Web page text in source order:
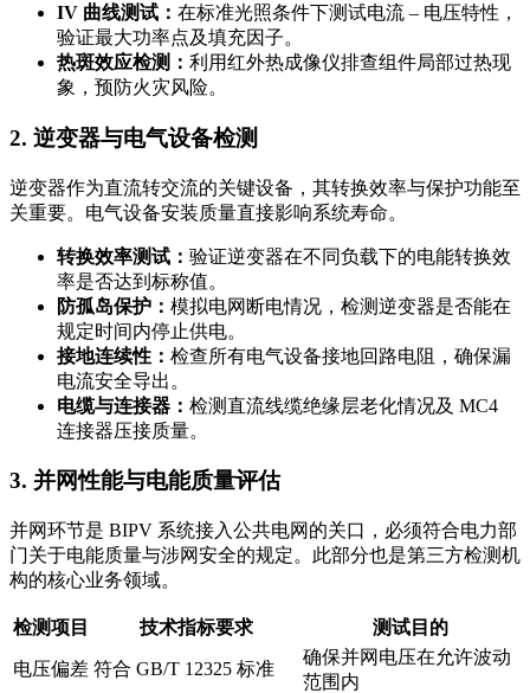
IV 曲线测试： 在标准光照条件下测试电流 – 电压特性，
验证最大功率点及填充因子。
热斑效应检测： 利用红外热成像仪排查组件局部过热现
象，预防火灾风险。
2. 逆变器与电气设备检测
逆变器作为直流转交流的关键设备，其转换效率与保护功能至
关重要。电气设备安装质量直接影响系统寿命。
转换效率测试： 验证逆变器在不同负载下的电能转换效
率是否达到标称值。
防孤岛保护： 模拟电网断电情况，检测逆变器是否能在
规定时间内停止供电。
接地连续性： 检查所有电气设备接地回路电阻，确保漏
电流安全导出。
电缆与连接器： 检测直流线缆绝缘层老化情况及 MC4
连接器压接质量。
3. 并网性能与电能质量评估
并网环节是 BIPV 系统接入公共电网的关口，必须符合电力部
门关于电能质量与涉网安全的规定。此部分也是第三方检测机
构的核心业务领域。
检测项目 技术指标要求 测试目的
电压偏差 符合 GB/T 12325 标准
确保并网电压在允许波动
范围内